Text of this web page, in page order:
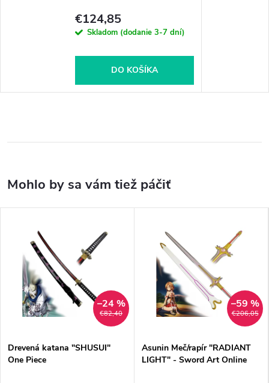
€124,85
Skladom (dodanie 3-7 dní)
DO KOŠÍKA
€82,40
–24 %
Drevená katana "SHUSUI"
One Piece
€206,05
–59 %
Asunin Meč/rapír "RADIANT
LIGHT" - Sword Art Online